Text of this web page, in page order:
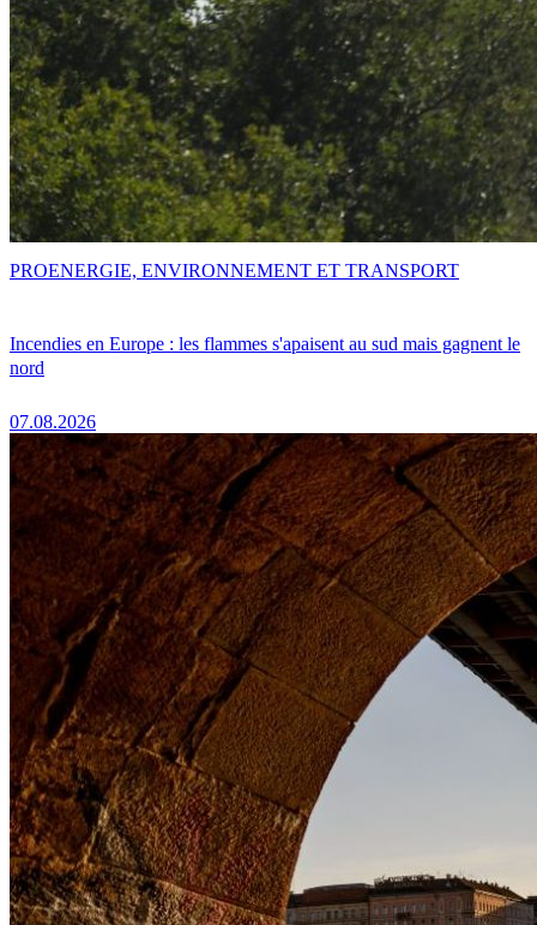
Incendies en Europe : les flammes s'apaisent au sud mais gagnent le
nord
07.08.2026
PROENERGIE, ENVIRONNEMENT ET TRANSPORT